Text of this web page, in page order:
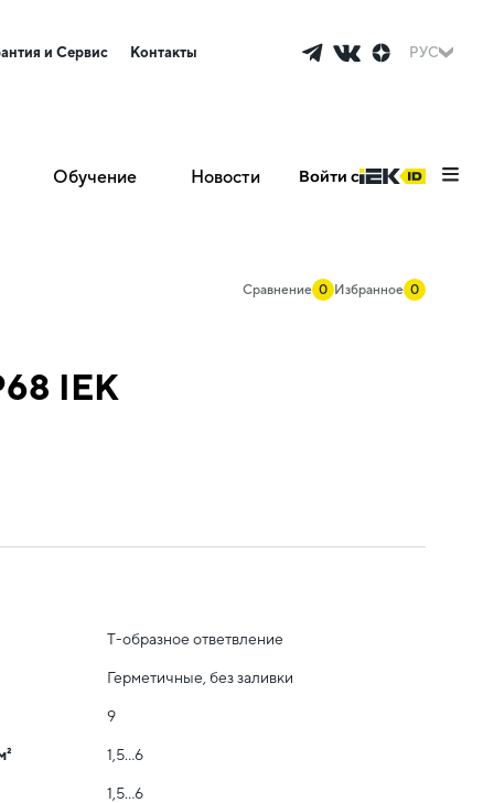
и Сервис Контакты РУС
Обучение Новости Войти с
Сравнение 0 Избранное 0
IEK
Т-образное ответвление
Герметичные, без заливки
9
1,5…6
1,5…6